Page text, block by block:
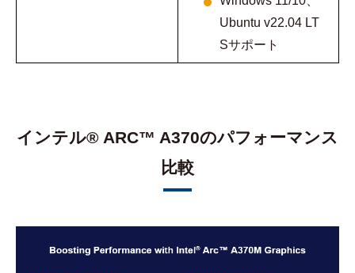
Ubuntu v22.04 LT
Sサポート
インテル® ARC™ A370のパフォーマンス
比較